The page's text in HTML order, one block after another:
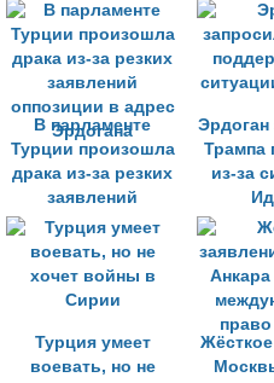
В парламенте
Турции произошла
драка из-за резких
заявлений
оппозиции в адрес
Эрдогана
Эрдоган
Трампа
из-за
Турция умеет
воевать, но не